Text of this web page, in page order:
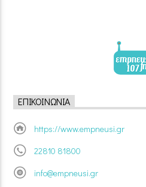
ΕΠΙΚΟΙΝΩΝΊΑ
https://www.empneusi.gr
22810 81800
info@empneusi.gr